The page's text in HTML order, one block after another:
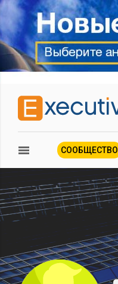
СООБЩЕСТВО